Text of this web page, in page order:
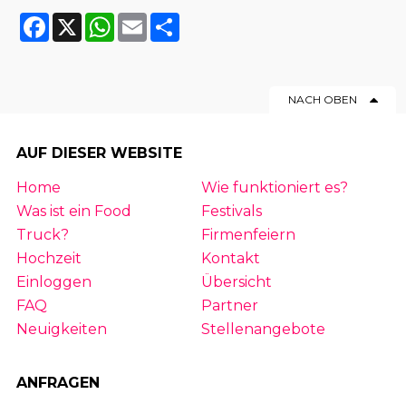
Facebook
X WhatsApp
Email
NACH OBEN
AUF DIESER WEBSITE
Home
Wie funktioniert es?
Was ist ein Food
Truck?
Festivals
Firmenfeiern
Hochzeit
Kontakt
Einloggen
Übersicht
FAQ
Partner
Neuigkeiten
Stellenangebote
ANFRAGEN